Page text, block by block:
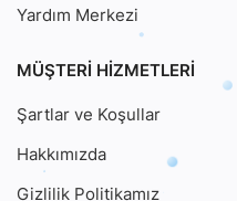
Yardım Merkezi
MÜŞTERI HIZMETLERI
Şartlar ve Koşullar
Hakkımızda
Gizlilik Politikamız